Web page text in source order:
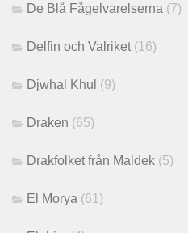
De Blå Fågelvarelserna (7)
Delfin och Valriket (16)
Djwhal Khul (9)
Draken (65)
Drakfolket från Maldek (5)
El Morya (61)